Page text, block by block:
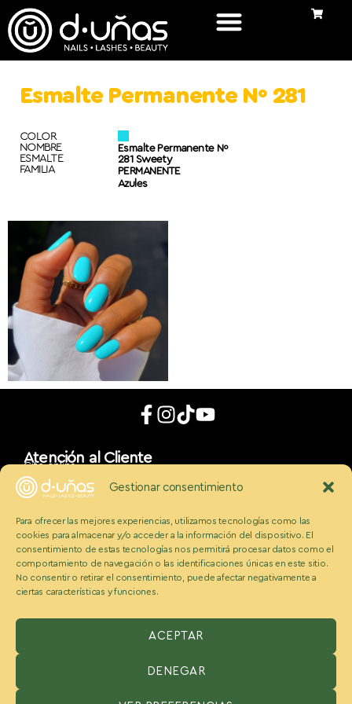
Gestionar consentimiento
Para ofrecer las mejores experiencias, utilizamos tecnologías como las
cookies para almacenar y/o acceder a la información del dispositivo. El
consentimiento de estas tecnologías nos permitirá procesar datos como el
comportamiento de navegación o las identificaciones únicas en este sitio.
No consentir o retirar el consentimiento, puede afectar negativamente a
ciertas características y funciones.
ACEPTAR
DENEGAR
Esmalte Permanente Nº 281
COLOR
NOMBRE
ESMALTE
FAMILIA
Esmalte Permanente Nº
281 Sweety
PERMANENTE
Azules
Atención al Cliente
Cita online
App móvil
d_uñaslovers
Bonos d-uñas
Contacto
Conócenos
Somos Ecobeauty
Conocenos
Medios
Blog